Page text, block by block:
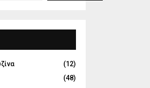
(12)
(48)